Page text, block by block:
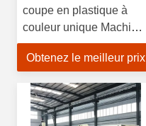
coupe en plastique à
couleur unique Machine
d'impression à écran
avec une précision
mm
Obtenez le meilleur prix